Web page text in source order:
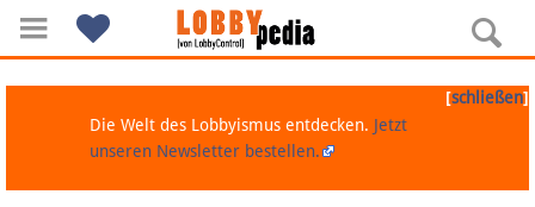
[schließen]
Die Welt des Lobbyismus entdecken. Jetzt
unseren Newsletter bestellen.